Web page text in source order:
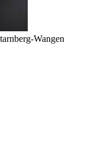
Wangen